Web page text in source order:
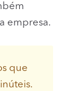
empresa.
que